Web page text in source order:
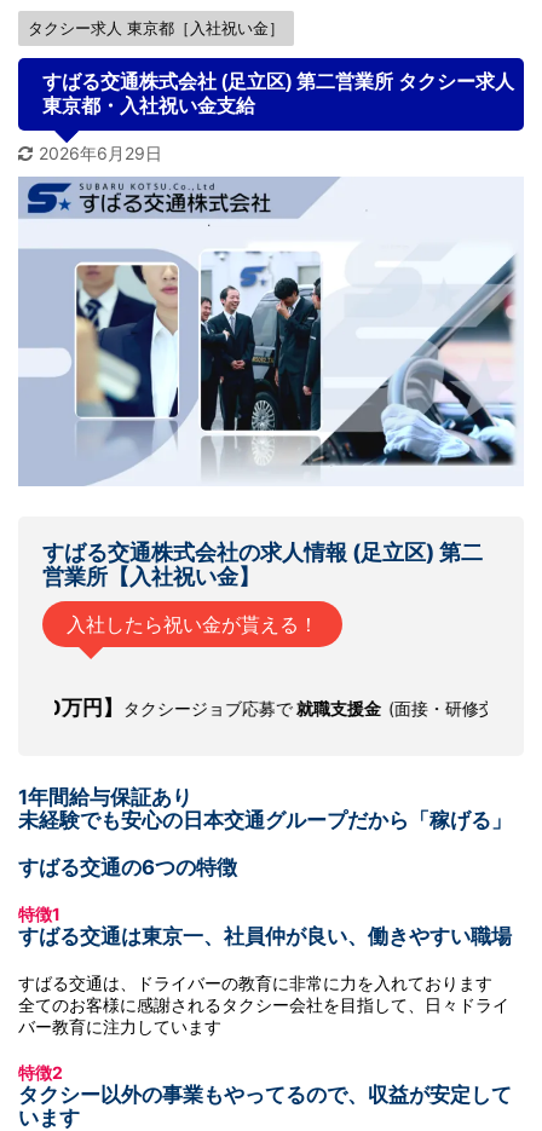
タクシー求人 東京都［入社祝い金］
すばる交通株式会社 (足立区) 第二営業所 タクシー求人
東京都・入社祝い金支給
2026年6月29日
すばる交通株式会社の求人情報 (足立区) 第二
営業所【入社祝い金】
入社したら祝い金が貰える！
タクシージョブ応募で 就職支援金(面接・研修交通費) ＋企業より
1年間給与保証あり
未経験でも安心の日本交通グループだから「稼げる」
すばる交通の6つの特徴
特徴1
すばる交通は東京一、社員仲が良い、働きやすい職場
すばる交通は、ドライバーの教育に非常に力を入れております
全てのお客様に感謝されるタクシー会社を目指して、日々ドライ
バー教育に注力しています
特徴2
タクシー以外の事業もやってるので、収益が安定して
います